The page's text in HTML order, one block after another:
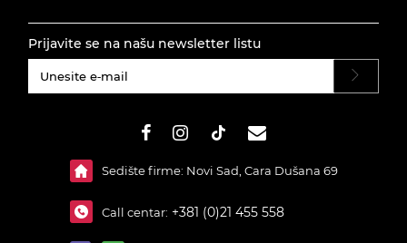
Prijavite se na našu newsletter listu
Sedište firme: Novi Sad, Cara Dušana 69
Call centar: +381 (0)21 455 558